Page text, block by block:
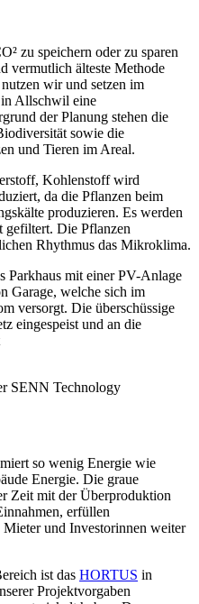
zu speichern oder zu sparen
vermutlich älteste Methode
wir und setzen im
Allschwil eine
der Planung stehen die
sowie die
und Tieren im Areal.
Kohlenstoff wird
da die Pflanzen beim
produzieren. Es werden
gefiltert. Die Pflanzen
Rhythmus das Mikroklima.
Parkhaus mit einer PV-Anlage
Garage, welche sich im
versorgt. Die überschüssige
eingespeist und an die
SENN Technology
so wenig Energie wie
Energie. Die graue
Zeit mit der Überproduktion
erfüllen
und Investorinnen weiter
ist das HORTUS in
Projektvorgaben